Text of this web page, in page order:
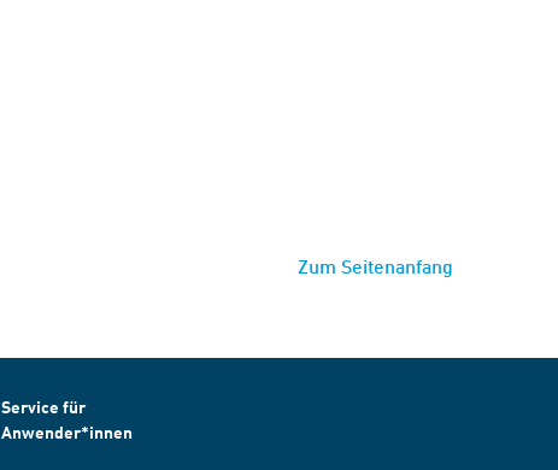
Zum Seitenanfang
Service für
Anwender*innen